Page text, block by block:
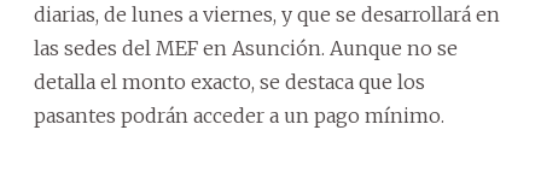
diarias, de lunes a viernes, y que se desarrollará en
las sedes del MEF en Asunción. Aunque no se
detalla el monto exacto, se destaca que los
pasantes podrán acceder a un pago mínimo.